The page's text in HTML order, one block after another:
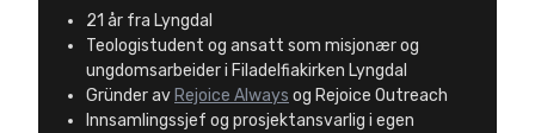
21 år fra Lyngdal
Teologistudent og ansatt som misjonær og
ungdomsarbeider i Filadelfiakirken Lyngdal
Gründer av Rejoice Always og Rejoice Outreach
Innsamlingssjef og prosjektansvarlig i egen